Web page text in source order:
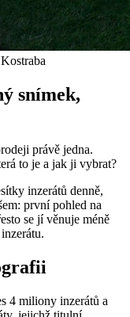
snímek,
právě jedna.
to je a jak ji vybrat?
inzerátů denně,
první pohled na
se jí věnuje méně
4 miliony inzerátů a